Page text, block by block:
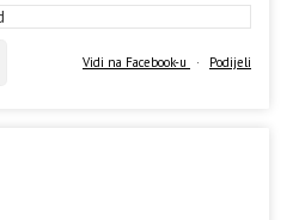
Vidi na Facebook-u · Podijeli